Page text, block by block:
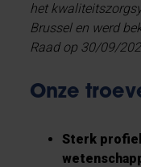
het
Brussel en werd
Raad op 30/09/
Onze
Sterk